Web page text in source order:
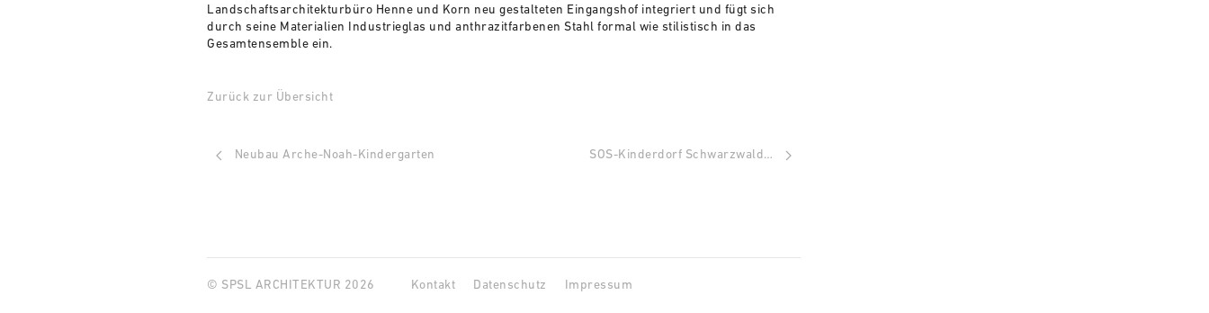
Landschaftsarchitekturbüro Henne und Korn neu gestalteten Eingangshof integriert und fügt sich
durch seine Materialien Industrieglas und anthrazitfarbenen Stahl formal wie stilistisch in das
Gesamtensemble ein.
Zurück zur Übersicht
Neubau Arche-Noah-Kindergarten SOS-Kinderdorf Schwarzwald…
Kontakt Datenschutz Impressum
© SPSL ARCHITEKTUR 2026